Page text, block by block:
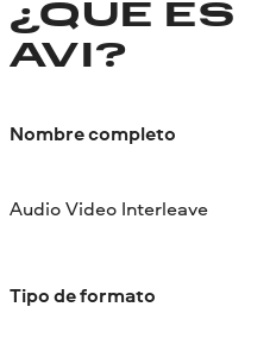
¿QUÉ ES
AVI?
Nombre completo
Audio Video Interleave
Tipo de formato